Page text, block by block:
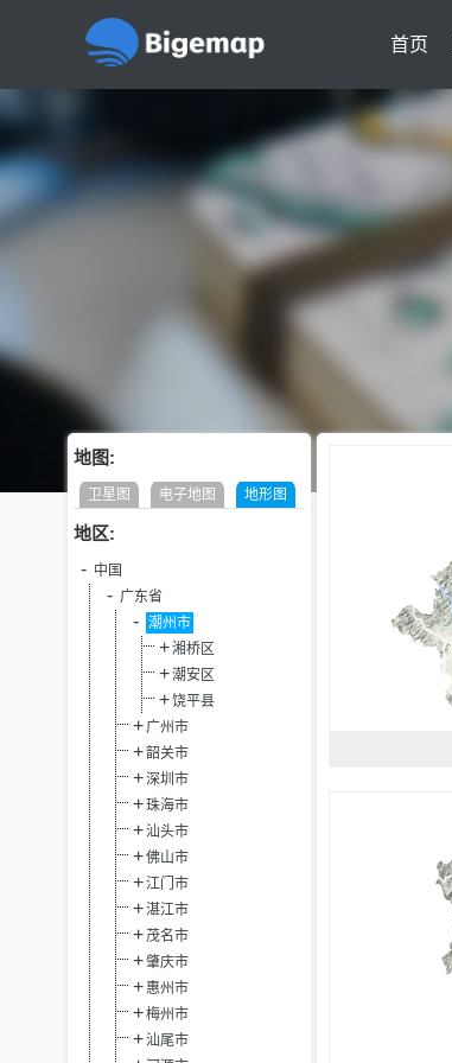
首页
地图:
卫星图 电子地图 地形图
地区:
中国
广东省
潮州市
湘桥区
潮安区
饶平县
广州市
韶关市
深圳市
珠海市
汕头市
佛山市
江门市
湛江市
茂名市
肇庆市
惠州市
梅州市
汕尾市